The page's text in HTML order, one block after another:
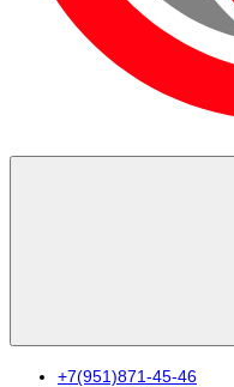
+7(951)871-45-46